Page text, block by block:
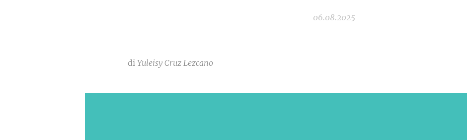
06.08.2025
di Yuleisy Cruz Lezcano